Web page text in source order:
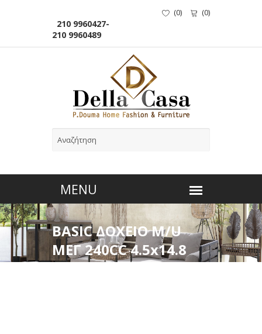
210 9960427-
210 9960489
(0) (0)
BASIC ΔΟΧΕΙΟ M/U
ΜΕΓ 240CC 4.5x14.8
1/12 P/1512 GB2.OB24.